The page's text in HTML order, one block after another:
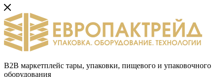
B2B маркетплейс тары, упаковки, пищевого и упаковочного
оборудования